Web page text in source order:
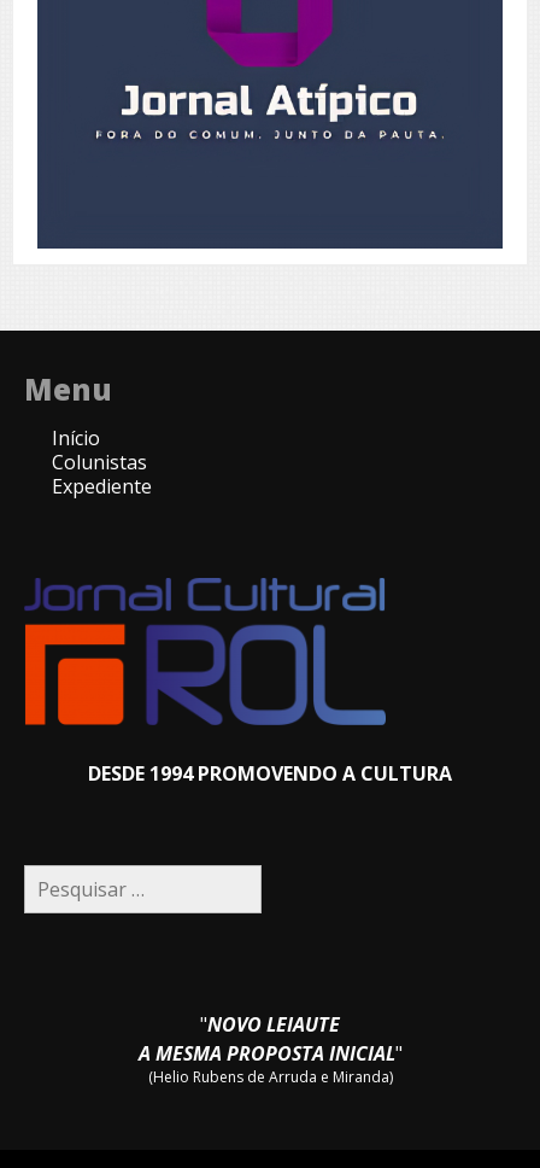
Menu
Início
Colunistas
Expediente
DESDE 1994 PROMOVENDO A CULTURA
Pesquisar
por:
"NOVO LEIAUTE
A MESMA PROPOSTA INICIAL"
(Helio Rubens de Arruda e Miranda)